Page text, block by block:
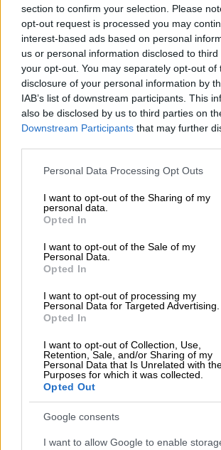
section to confirm your selection. Please
opt-out request is processed you may
interest-based ads based on personal
us or personal information disclosed to
your opt-out. You may separately opt-out of
disclosure of your personal information by
IAB’s list of downstream participants. This
also be disclosed by us to third parties on
Downstream Participants that may further
Please note that this website/app uses one
not limited to your visit or usage behaviour.
grant or deny consent to Google and its
use your data for below specified purposes
consent section.
Personal Data Processing Opt Outs
I want to opt-out of the Sharing of my
personal data.
Opted In
I want to opt-out of the Sale of my
Personal Data.
Opted In
I want to opt-out of processing my
Personal Data for Targeted Advertising.
Opted In
I want to opt-out of Collection, Use,
Retention, Sale, and/or Sharing of my
Personal Data that Is Unrelated with
Purposes for which it was collected.
Opted Out
Google consents
I want to allow Google to enable
Σαν Σήμερα|20.05.2023 00:00
Μάχη της Κρήτης 82 χρόνια
Αναπάντητα ερωτηματικά
των Άγγλων – Η προδοσία
για να σώσει την Βρετανία
Οι Γερμανοί είχαν απωλέσει το
αιφνιδιασμού και ασφαλώς
αιφνιδιασμό ως δικαιολογία...
Σαν Σήμερα|02.06.2022 00:05